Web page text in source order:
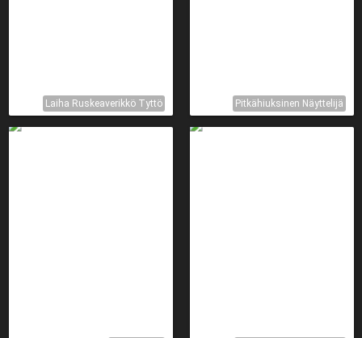
Laiha Ruskeaverikkö Tyttö Pitkähiuksinen Näyttelijä